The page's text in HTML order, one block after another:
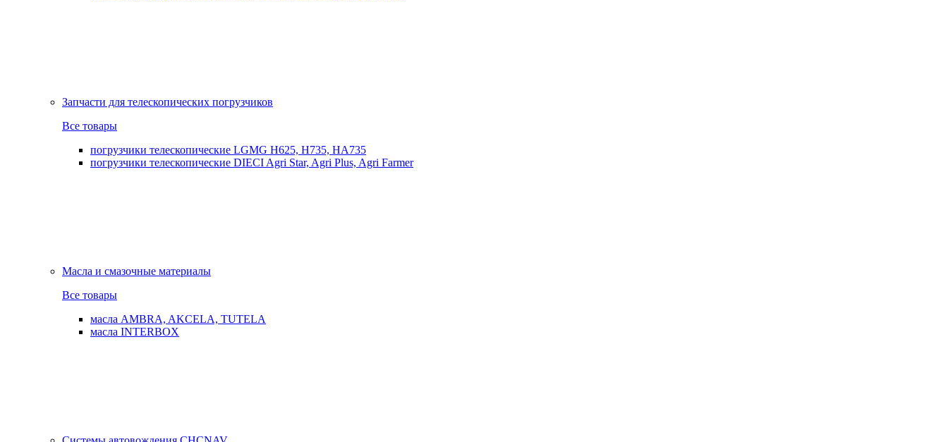
Запчасти для телескопических погрузчиков
Все товары
погрузчики телескопические LGMG H625, H735, HA735
погрузчики телескопические DIECI Agri Star, Agri Plus, Agri Farmer
Масла и смазочные материалы
Все товары
масла AMBRA, AKCELA, TUTELA
масла INTERBOX